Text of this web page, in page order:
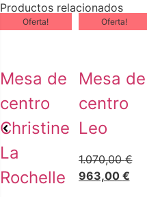
Productos relacionados
Oferta!
Mesa de
centro
Christine
La
Rochelle
Oferta!
Mesa de
centro
Leo
1.070,00€
963,00 €